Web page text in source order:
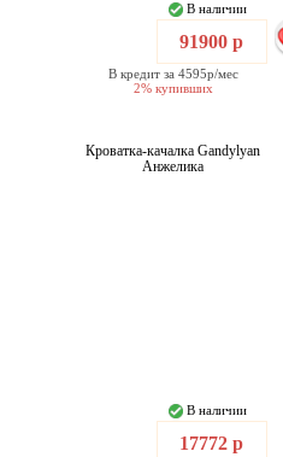
В наличии
91900 р
В кредит за 4595р/мес
2% купивших
Кроватка-качалка Gandylyan
Анжелика
В наличии
17772 р